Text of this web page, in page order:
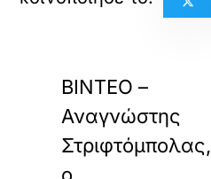
ΒΙΝΤΕΟ –
Αναγνώστης
Στριφτόμπολας,